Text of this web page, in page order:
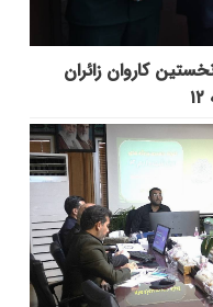
کاروان زائران